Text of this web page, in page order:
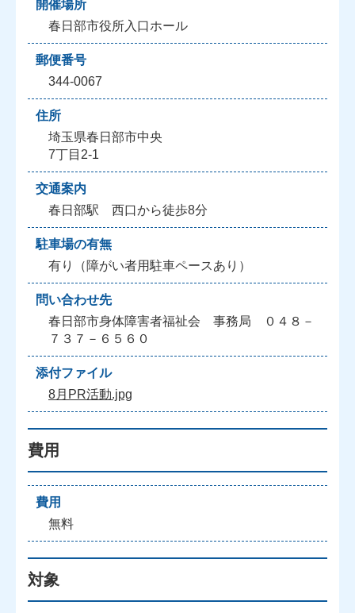
開催場所
春日部市役所入口ホール
郵便番号
344-0067
住所
埼玉県春日部市中央
7丁目2-1
交通案内
春日部駅 西口から徒歩8分
駐車場の有無
有り（障がい者用駐車ペースあり）
問い合わせ先
春日部市身体障害者福祉会 事務局 ０４８－
７３７－６５６０
添付ファイル
8月PR活動.jpg
費用
費用
無料
対象